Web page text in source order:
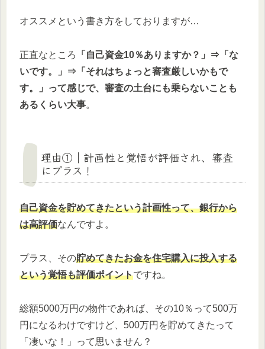
オススメという書き方をしておりますが…
正直なところ
「自己資金10％ありますか？」⇒「な
いです。」⇒「それはちょっと審査厳しいかもで
す。」って感じで、審査の土台にも乗らないことも
あるくらい大事。
理由①｜計画性と覚悟が評価され、審査
にプラス！
自己資金を貯めてきたという計画性って、銀行から
は高評価なんですよ。
プラス、その貯めてきたお金を住宅購入に投入する
という覚悟も評価ポイントですね。
総額5000万円の物件であれば、その10％って500万
円になるわけですけど、500万円を貯めてきたって
「凄いな！」って思いません？